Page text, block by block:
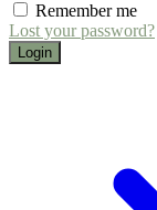
Remember me
Lost your password?
Login